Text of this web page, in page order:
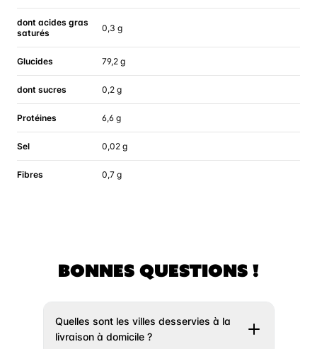
dont acides gras
saturés
0,3 g
Glucides 79,2 g
dont sucres 0,2 g
Protéines 6,6 g
Sel 0,02 g
Fibres 0,7 g
BONNES QUESTIONS !
Quelles sont les villes desservies à la
livraison à domicile ?